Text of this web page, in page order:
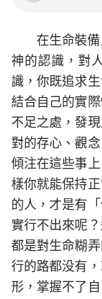
在生命裝
神的認識，對
識，你既追求
結合自己的實
不足之處，發
對的存心、觀
傾注在這些事
樣你就能保持
的人，才是有
實行不出來呢
都是對生命糊
行的路都没有
形，掌握不了